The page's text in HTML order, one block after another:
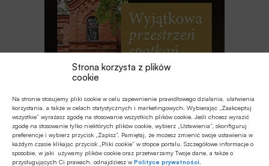
Strona korzysta z plików
cookie
Na stronie stosujemy pliki cookie w celu zapewnienie prawidłowego działania, ułatwienia
korzystania, a także w celach statystycznych i marketingowych. Wybierając „Zaakceptuj
wszystkie” wyrażasz zgodę na stosowanie wszystkich plików cookie. Jeśli chcesz wyrazić
zgodę na stosowanie tylko niektórych plików cookie, wybierz „Ustawienia”, skonfiguruj
preferencje i wybierz przycisk „Zapisz”. Pamiętaj, że możesz zmienić swoje ustawienia w
każdym czasie klikając przycisk „Pliki cookie” w stopce portalu. Szczegółowe informacje o
sposobie, w jaki używamy plików cookie oraz przetwarzamy Twoje dane, a także o
przysługujących Ci prawach, odnajdziesz wPolityce prywatności
Najnowsze